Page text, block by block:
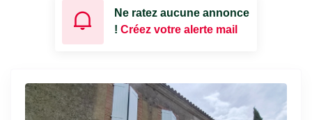
Ne ratez aucune annonce
! Créez votre alerte mail